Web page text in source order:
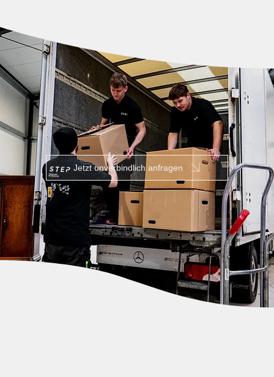
Jetzt unverbindlich anfragen